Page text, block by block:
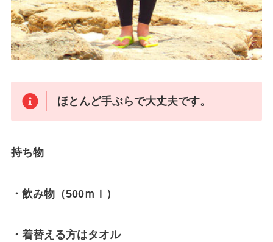
ほとんど手ぶらで大丈夫です。
持ち物
・飲み物（500ｍｌ）
・着替える方はタオル